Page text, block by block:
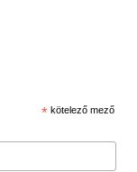
* kötelező mező